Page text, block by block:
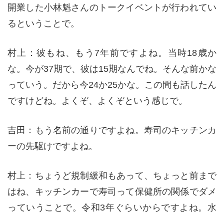
開業した小林魁さんのトークイベントが行われてい
るということで。
村上：彼もね、もう7年前ですよね。当時18歳か
な。今が37期で、彼は15期なんでね。そんな前かな
っていう。だから今24か25かな。この間も話したん
ですけどね。よくぞ、よくぞという感じで。
吉田：もう名前の通りですよね。寿司のキッチンカ
ーの先駆けですよね。
村上：ちょうど規制緩和もあって、ちょっと前まで
はね、キッチンカーで寿司って保健所の関係でダメ
っていうことで。令和3年ぐらいからですよね。水